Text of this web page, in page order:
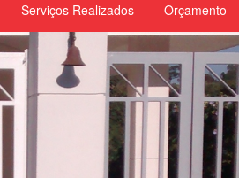
Serviços Realizados Orçamento